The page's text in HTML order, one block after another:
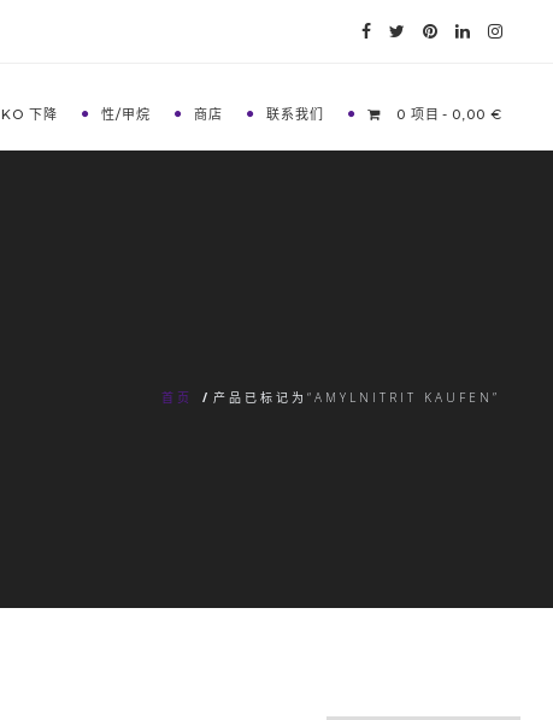
KO 下降 性/甲烷 商店 联系我们 0 项目 0,00 €
首页 / 产品已标记为“AMYLNITRIT KAUFEN”